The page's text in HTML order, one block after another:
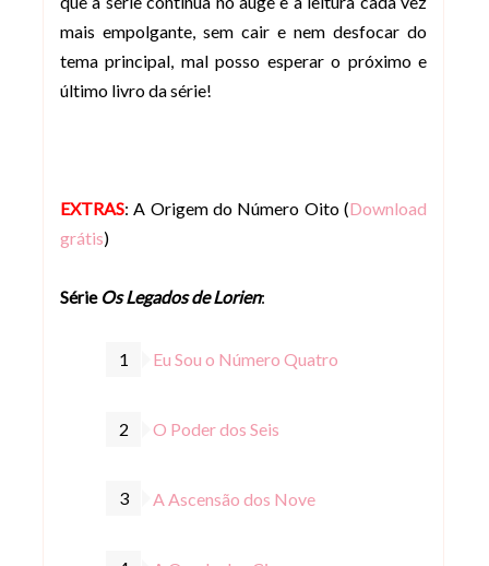
mais empolgante, sem cair e nem desfocar do
tema principal, mal posso esperar o próximo e
último livro da série!
EXTRAS: A Origem do Número Oito (Download
grátis)
SérieOs Legados de Lorien:
Eu Sou o Número Quatro
O Poder dos Seis
A Ascensão dos Nove